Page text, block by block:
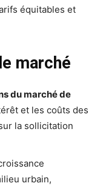
équitables et
marché
du marché de
et les coûts des
la sollicitation
urbain,